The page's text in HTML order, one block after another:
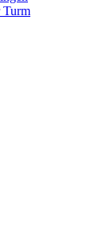
Turm